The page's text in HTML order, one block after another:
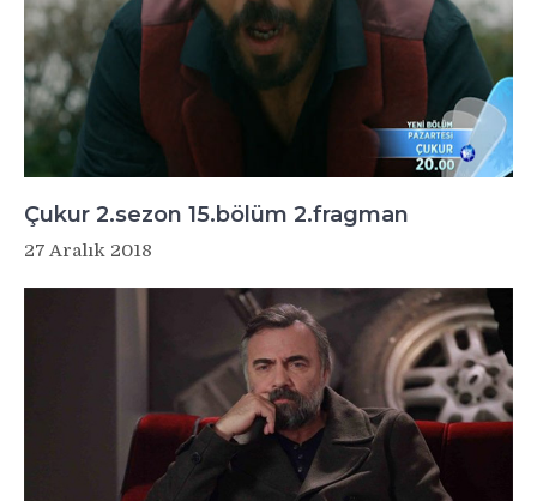
Çukur 2.sezon 15.bölüm 2.fragman
27 Aralık 2018